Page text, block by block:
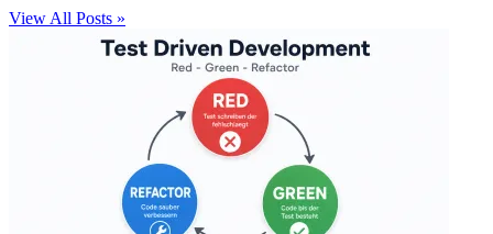
View All Posts »